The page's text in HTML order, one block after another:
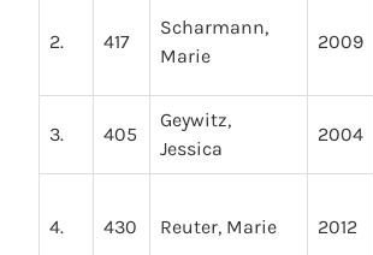
2. 417
Scharmann,
Marie
2009
3. 405
Geywitz,
Jessica
2004
4. 430 Reuter, Marie 2012